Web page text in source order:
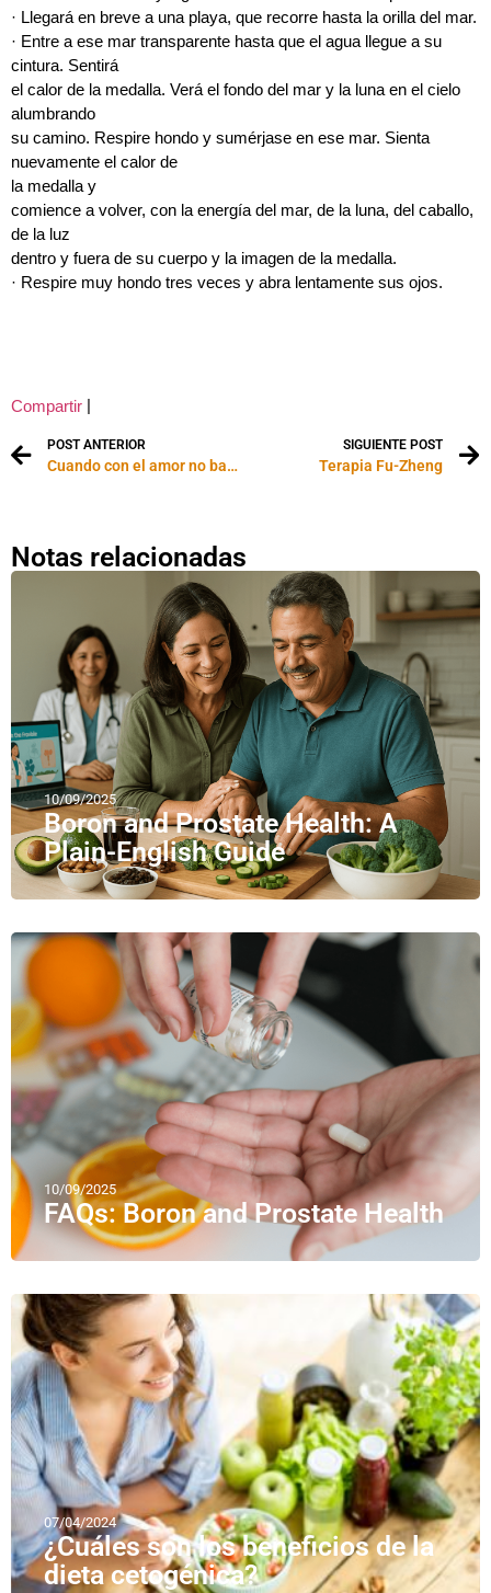
· Llegará en breve a una playa, que recorre hasta la orilla del mar.
· Entre a ese mar transparente hasta que el agua llegue a su
cintura. Sentirá
el calor de la medalla. Verá el fondo del mar y la luna en el cielo
alumbrando
su camino. Respire hondo y sumérjase en ese mar. Sienta
nuevamente el calor de
la medalla y
comience a volver, con la energía del mar, de la luna, del caballo,
de la luz
dentro y fuera de su cuerpo y la imagen de la medalla.
· Respire muy hondo tres veces y abra lentamente sus ojos.
Compartir |
POST ANTERIOR
Cuando con el amor no basta
SIGUIENTE POST
Terapia Fu-Zheng
Notas relacionadas
10/09/2025
Boron and Prostate Health: A
Plain-English Guide
10/09/2025
FAQs: Boron and Prostate Health
07/04/2024
¿Cuáles son los beneficios de la
dieta cetogénica?